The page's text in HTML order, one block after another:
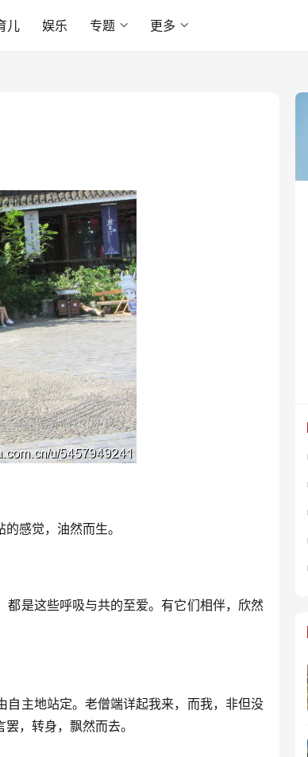
儿 娱乐 专题 更多
感觉，油然而生。
是这些呼吸与共的至爱。有它们相伴，欣然
主地站定。老僧端详起我来，而我，非但没
，转身，飘然而去。